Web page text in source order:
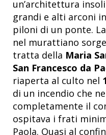
un’architettura
grandi e alti arconi
piloni di un ponte.
nel murattiano
tratta della Maria
San Francesco da
riaperta al culto nel
di un incendio che
completamente il
ospitava i frati
Paola. Quasi al